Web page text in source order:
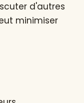
d'autres
minimiser